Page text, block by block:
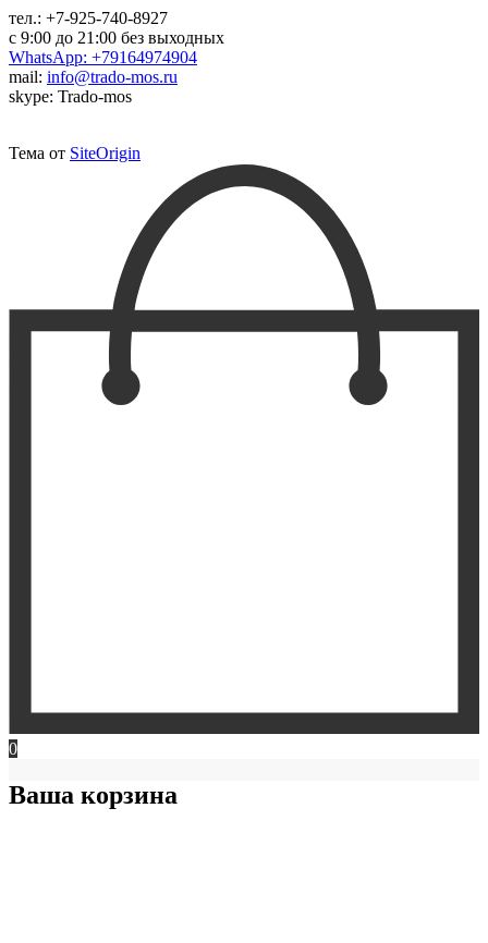
тел.: +7-925-740-8927
с 9:00 до 21:00 без выходных
WhatsApp: +79164974904
mail: info@trado-mos.ru
skype: Trado-mos
Тема от SiteOrigin
0
Ваша корзина